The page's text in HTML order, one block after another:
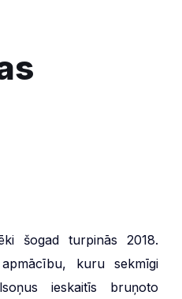
šogad turpinās 2018.
kuru sekmīgi
ieskaitīs bruņoto